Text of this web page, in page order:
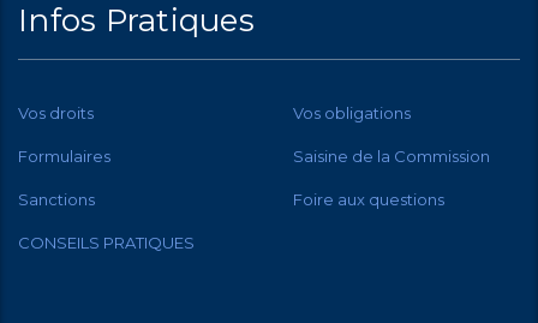
Infos Pratiques
Vos droits Vos obligations
Formulaires Saisine de la Commission
Sanctions Foire aux questions
CONSEILS PRATIQUES